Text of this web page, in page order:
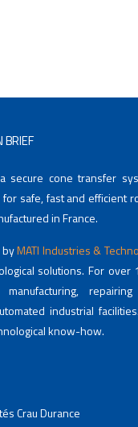
BRIEF
secure cone transfer
safe, fast and efficient
in France.
byMATI Industries &
solutions. For over
industrial
know-how.
Crau Durance